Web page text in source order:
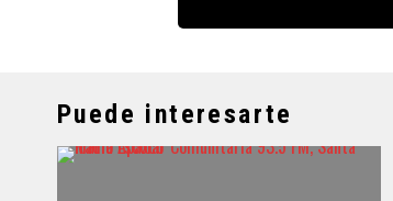
Puede interesarte